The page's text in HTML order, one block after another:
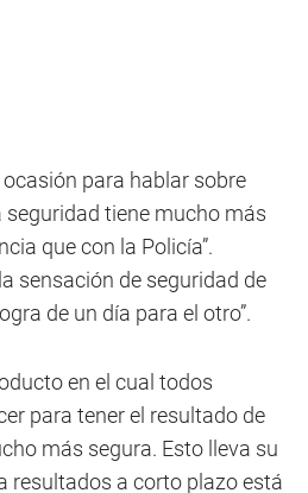
para hablar sobre
seguridad tiene mucho más
que con la Policía”.
sensación de seguridad de
de un día para el otro”.
en el cual todos
para tener el resultado de
más segura. Esto lleva su
resultados a corto plazo está